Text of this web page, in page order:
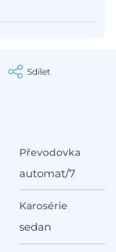
Sdílet
Převodovka
automat/7
Karosérie
sedan